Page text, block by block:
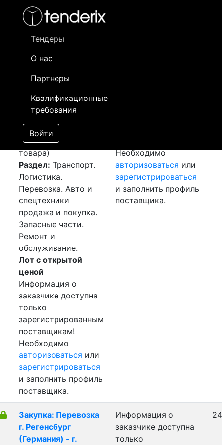
Тендеры
О нас
Партнеры
Квалификационные
требования
Войти
- активный лот
- сохраненный лот (не опубликован)
Закупка: Перевозка
г. Алматы - г. Арысь
[Завершен]
Лот №:1871
АУКЦИОН (покупка
товара)
Раздел: Транспорт.
Логистика.
Перевозка. Авто и
спецтехники
продажа и покупка.
Запасные части.
Ремонт и
обслуживание.
Лот с открытой
ценой
Информация о
заказчике доступна
только
зарегистрированным
поставщикам!
Необходимо
авторизоваться или
зарегистрироваться
и заполнить профиль
поставщика.
Необходимо
авторизоваться или
зарегистрироваться
и заполнить профиль
поставщика.
Закупка: Перевозка
г. Регенсбург
(Германия) - г.
Информация о
заказчике доступна
только